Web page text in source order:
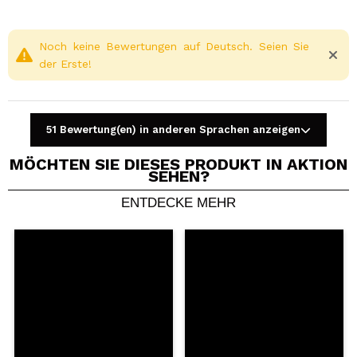
Ein Video oder Foto teilen
Dein Video könnte das erste sein. Stell es dir vor...
Noch keine Bewertungen auf Deutsch. Seien Sie
der Erste!
51 Bewertung(en) in anderen Sprachen anzeigen
MÖCHTEN SIE DIESES PRODUKT IN AKTION
SEHEN?
ENTDECKE MEHR